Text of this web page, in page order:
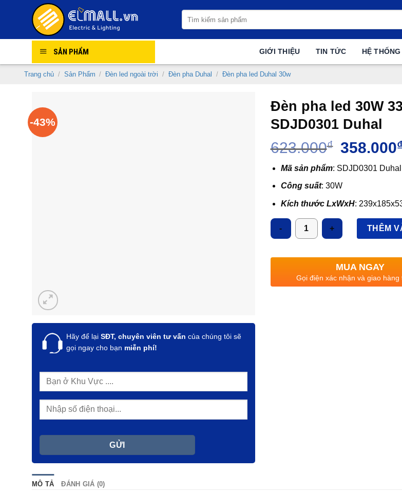
kiếm:
SẢN PHẨM GIỚI THIỆU TIN TỨC HỆ
Trang chủ / Sản Phẩm / Đèn led ngoài trời / Đèn pha Duhal / Đèn pha led Duhal 30w
-43%
Hãy để lại SĐT, chuyên viên tư vấn của chúng tôi sẽ
gọi ngay cho bạn miễn phí!
Đèn pha led 30W
SDJD0301 Duhal
623.000₫
Giá
gốc
là:
623.000₫.
358.000₫
Mã sản phẩm: SDJD0301 Duhal
Công suất: 30W
Kích thước LxWxH:
Ánh sáng : 3000K/6500K
Quang thông: 3300lm
CRI: >85, IP: 65
HSCS : >0.9
Số lượng
THÊM
MUA NGAY
Gọi điện xác nhận và giao hàng
MÔ TẢ ĐÁNH GIÁ (0)